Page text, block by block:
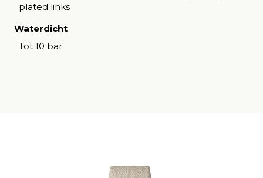
plated links
Waterdicht
Tot 10 bar